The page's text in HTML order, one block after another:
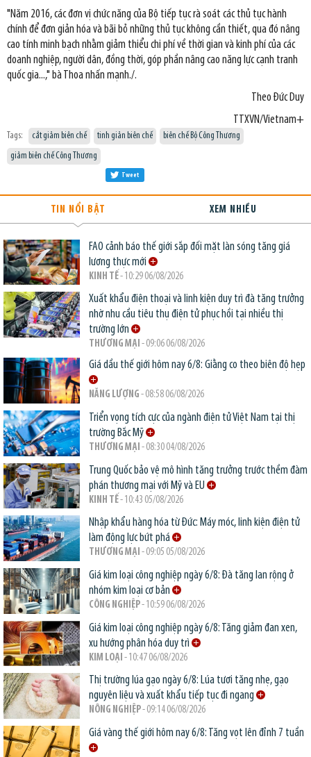
"Năm 2016, các đơn vị chức năng của Bộ tiếp tục rà soát các thủ tục hành
chính để đơn giản hóa và bãi bỏ những thủ tục không cần thiết, qua đó nâng
cao tính minh bạch nhằm giảm thiểu chi phí về thời gian và kinh phí của các
doanh nghiệp, người dân, đồng thời, góp phần nâng cao năng lực cạnh tranh
quốc gia...," bà Thoa ​nhấn mạnh./.
Theo Đức Duy
TTXVN/Vietnam+
Tags: cắt giảm biên chế tinh giản biên chế
biên chế Bộ Công Thương
giảm biên chế Công Thương
Tweet
TIN NỔI BẬT XEM NHIỀU
FAO cảnh báo thế giới sắp đối mặt làn sóng tăng giá
lương thực mới
KINH TẾ- 10:29 06/08/2026
Xuất khẩu điện thoại và linh kiện duy trì đà tăng trưởng
nhờ nhu cầu tiêu thụ điện tử phục hồi tại nhiều thị
trường lớn
THƯƠNG MẠI - 09:06 06/08/2026
Giá dầu thế giới hôm nay 6/8: Giằng co theo biên độ hẹp
NĂNG LƯỢNG - 08:58 06/08/2026
Triển vọng tích cực của ngành điện tử Việt Nam tại thị
trường Bắc Mỹ
THƯƠNG MẠI - 08:30 04/08/2026
Trung Quốc bảo vệ mô hình tăng trưởng trước thềm đàm
phán thương mại với Mỹ và EU
KINH TẾ- 10:43 05/08/2026
Nhập khẩu hàng hóa từ Đức: Máy móc, linh kiện điện tử
làm động lực bứt phá
THƯƠNG MẠI - 09:05 05/08/2026
Giá kim loại công nghiệp ngày 6/8: Đà tăng lan rộng ở
nhóm kim loại cơ bản
CÔNG NGHIỆP- 10:59 06/08/2026
Giá kim loại công nghiệp ngày 6/8: Tăng giảm đan xen,
xu hướng phân hóa duy trì
KIM LOẠI - 10:47 06/08/2026
Thị trường lúa gạo ngày 6/8: Lúa tươi tăng nhẹ, gạo
nguyên liệu và xuất khẩu tiếp tục đi ngang
NÔNG NGHIỆP- 09:14 06/08/2026
Giá vàng thế giới hôm nay 6/8: Tăng vọt lên đỉnh 7 tuần